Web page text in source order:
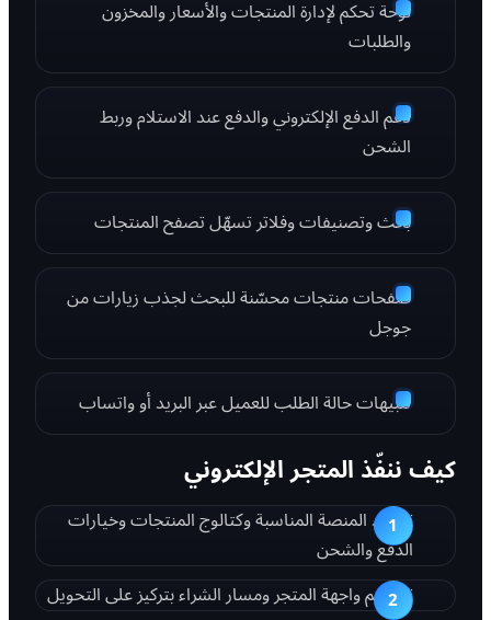
لوحة تحكم لإدارة المنتجات والأسعار والمخزون
والطلبات
دعم الدفع الإلكتروني والدفع عند الاستلام وربط
الشحن
بحث وتصنيفات وفلاتر تسهّل تصفح المنتجات
صفحات منتجات محسّنة للبحث لجذب زيارات من
جوجل
تنبيهات حالة الطلب للعميل عبر البريد أو واتساب
كيف ننفّذ المتجر الإلكتروني
تحديد المنصة المناسبة وكتالوج المنتجات وخيارات
الدفع والشحن
تصميم واجهة المتجر ومسار الشراء بتركيز على التحويل